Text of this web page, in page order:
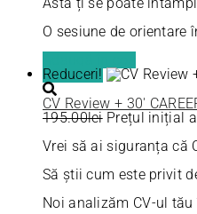
O sesiune de
Reduceri!
CV Review + 30′
195.00lei Prețul inițial
Vrei să ai siguranța că
Să știi cum este privit
Noi analizăm CV-ul